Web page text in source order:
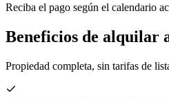
Reciba el pago según el calendario
Beneficios de alquilar
Propiedad completa, sin tarifas de